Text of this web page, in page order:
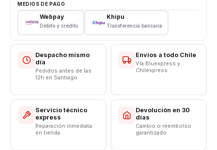
MEDIOS DE PAGO
Webpay
Débito y crédito
Khipu
Transferencia bancaria
Despacho mismo
día
Pedidos antes de las
12h en Santiago
Envíos a todo Chile
Vía Bluexpress y
Chilexpress
Servicio técnico
express
Reparación inmediata
en tienda
Devolución en 30
días
Cambio o reembolso
garantizado